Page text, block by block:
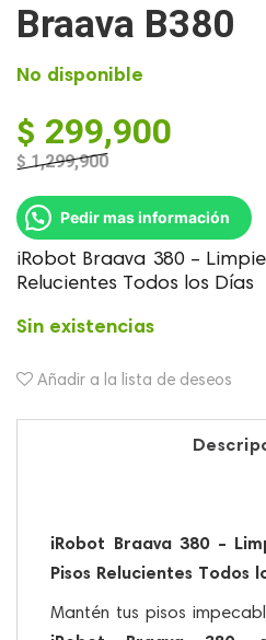
Braava B380
No disponible
$ 1,299,900
precio
original
era:
$ 1,299,900.
$ 299,900
precio
actual
es:
$ 299,900.
Pedir mas información
iRobot Braava 380 –
Relucientes Todos los Días
Sin existencias
Añadir a la lista de deseos
iRobot Braava 380 –
Pisos Relucientes Todos
Mantén tus pisos